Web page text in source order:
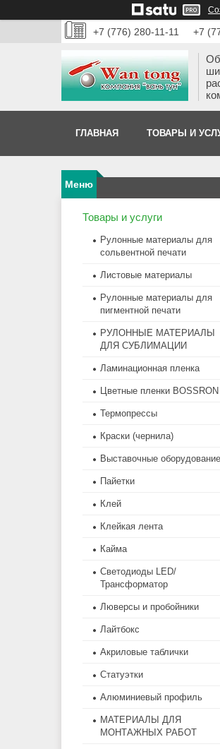
+7 (776) 280-11-11 +7
ГЛАВНАЯ ТОВАРЫ И
Товары и услуги
Рулонные материалы для
сольвентной печати
Листовые материалы
Рулонные материалы для
пигментной печати
РУЛОННЫЕ МАТЕРИАЛЫ
ДЛЯ СУБЛИМАЦИИ
Ламинационная пленка
Цветные пленки BOSSRON
Термопрессы
Краски (чернила)
Выставочные оборудование
Пайетки
Клей
Клейкая лента
Кайма
Светодиоды LED/
Трансформатор
Люверсы и пробойники
Лайтбокс
Акриловые таблички
Статуэтки
Алюминиевый профиль
МАТЕРИАЛЫ ДЛЯ
МОНТАЖНЫХ РАБОТ